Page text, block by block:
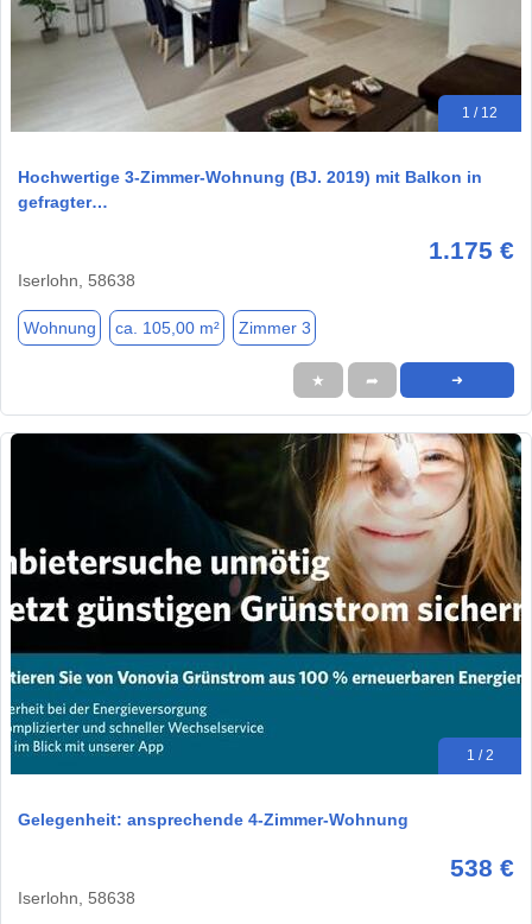
1 / 12
Hochwertige 3-Zimmer-Wohnung (BJ. 2019) mit Balkon in
gefragter…
1.175 €
Iserlohn, 58638
Wohnung ca. 105,00 m² Zimmer 3
★ ➦ ➜
1 / 2
Gelegenheit: ansprechende 4-Zimmer-Wohnung
538 €
Iserlohn, 58638